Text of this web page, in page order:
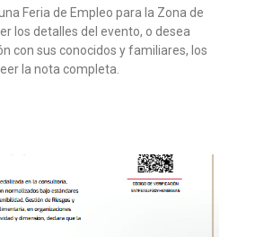
Feria de Empleo para la Zona de
los detalles del evento, o desea
con sus conocidos y familiares, los
la nota completa.